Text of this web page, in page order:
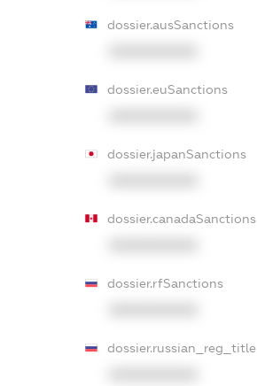
dossier.ausSanctions
dossier.euSanctions
dossier.japanSanctions
dossier.canadaSanctions
dossier.rfSanctions
dossier.russian_reg_title